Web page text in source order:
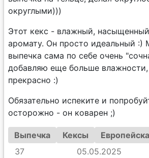
округлыми)))
Этот кекс - влажный,
аромату. Он просто идеальный :)
выпечка сама по себе очень
добавляю еще больше
прекрасно :)
Обязательно испеките и
осторожно - он коварен ;)
Выпечка Кексы
37
05.05.2025